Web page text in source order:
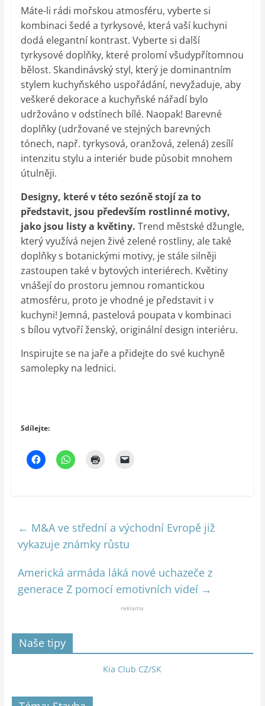
Máte-li rádi mořskou atmosféru, vyberte si
kombinaci šedé a tyrkysové, která vaší kuchyni
dodá elegantní kontrast. Vyberte si další
tyrkysové doplňky, které prolomí všudypřítomnou
bělost. Skandinávský styl, který je dominantním
stylem kuchyňského uspořádání, nevyžaduje, aby
veškeré dekorace a kuchyňské nářadí bylo
udržováno v odstínech bílé. Naopak! Barevné
doplňky (udržované ve stejných barevných
tónech, např. tyrkysová, oranžová, zelená) zesílí
intenzitu stylu a interiér bude působit mnohem
útulněji.
Designy, které v této sezóně stojí za to
představit, jsou především rostlinné motivy,
jako jsou listy a květiny. Trend městské džungle,
který využívá nejen živé zelené rostliny, ale také
doplňky s botanickými motivy, je stále silněji
zastoupen také v bytových interiérech. Květiny
vnášejí do prostoru jemnou romantickou
atmosféru, proto je vhodné je představit i v
kuchyni! Jemná, pastelová poupata v kombinaci
s bílou vytvoří ženský, originální design interiéru.
Inspirujte se na jaře a přidejte do své kuchyně
samolepky na lednici.
Sdílejte:
← M&A ve střední a východní Evropě již
vykazuje známky růstu
Americká armáda láká nové uchazeče z
generace Z pomocí emotivních videí →
reklama
Naše tipy
Kia Club CZ/SK